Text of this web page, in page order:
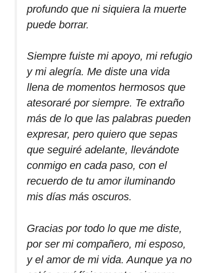
profundo que ni siquiera la muerte
puede borrar.
Siempre fuiste mi apoyo, mi refugio
y mi alegría. Me diste una vida
llena de momentos hermosos que
atesoraré por siempre. Te extraño
más de lo que las palabras pueden
expresar, pero quiero que sepas
que seguiré adelante, llevándote
conmigo en cada paso, con el
recuerdo de tu amor iluminando
mis días más oscuros.
Gracias por todo lo que me diste,
por ser mi compañero, mi esposo,
y el amor de mi vida. Aunque ya no